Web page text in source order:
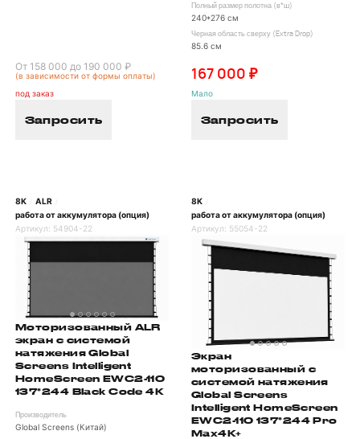
От 158 000 до 190 000 ₽
(в зависимости от формы оплаты)
под заказ
Запросить
Полный размер полотна (в*ш)
240*276 см
Черная область сверху (Extra Drop)
85.6 см
167 000 ₽
Мало
Запросить
8K ALR
работа от аккумулятора (опция)
Артикул: 54904-22
Моторизованный ALR
экран с системой
натяжения Global
Screens Intelligent
HomeScreen EWC2-110
137*244 Black Code 4K
Производитель
Global Screens (Китай)
8K
работа от аккумулятора (опция)
Артикул: 55054-22
Экран
моторизованный с
системой натяжения
Global Screens
Intelligent HomeScreen
EWC2-110 137*244 Pro
Max4K+